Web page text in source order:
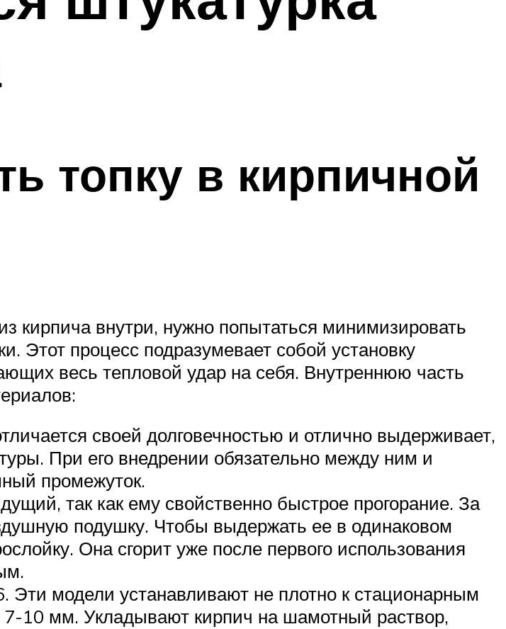
топку в кирпичной
кирпича внутри, нужно попытаться минимизировать
Этот процесс подразумевает собой установку
весь тепловой удар на себя. Внутреннюю часть
своей долговечностью и отлично выдерживает,
При его внедрении обязательно между ним и
промежуток.
так как ему свойственно быстрое прогорание. За
подушку. Чтобы выдержать ее в одинаковом
Она сгорит уже после первого использования
модели устанавливают не плотно к стационарным
7-10 мм. Укладывают кирпич на шамотный раствор,